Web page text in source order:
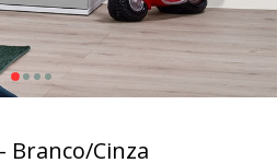
Branco/Cinza